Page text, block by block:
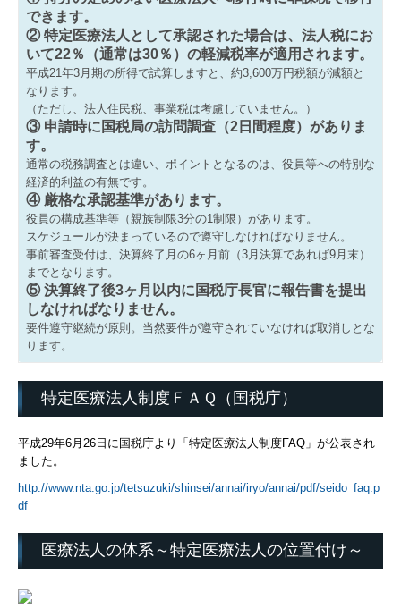
最新税制
FPの窓
相続税ミニコラム
税制改正について
インボイスの実務ポイント特集
定額減税の実務ポイント特集
メールマガジン
リンク集
セミナーのご案内
2024年開催セミナー
2023年開催セミナー
2022年開催セミナー
2021年開催セミナー
できます。
② 特定医療法人として承認された場合は、法人税にお
いて22％（通常は30％）の軽減税率が適用されます。
平成21年3月期の所得で試算しますと、約3,600万円税額が減額と
なります。
（ただし、法人住民税、事業税は考慮していません。）
③ 申請時に国税局の訪問調査（2日間程度）がありま
す。
通常の税務調査とは違い、ポイントとなるのは、役員等への特別な
経済的利益の有無です。
④ 厳格な承認基準があります。
役員の構成基準等（親族制限3分の1制限）があります。
スケジュールが決まっているので遵守しなければなりません。
事前審査受付は、決算終了月の6ヶ月前（3月決算であれば9月末）
までとなります。
⑤ 決算終了後3ヶ月以内に国税庁長官に報告書を提出
しなければなりません。
要件遵守継続が原則。当然要件が遵守されていなければ取消しとな
ります。
特定医療法人制度ＦＡＱ（国税庁）
平成29年6月26日に国税庁より「特定医療法人制度FAQ」が公表され
ました。
http://www.nta.go.jp/tetsuzuki/shinsei/annai/iryo/annai/pdf/seido_faq.p
df
医療法人の体系～特定医療法人の位置付け～